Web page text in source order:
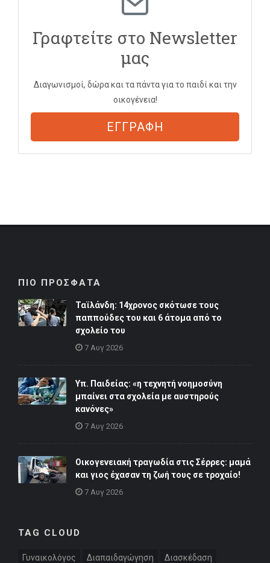
Γραφτείτε στο Newsletter
μας
Διαγωνισμοί, δώρα και τα πάντα για το παιδί και την
οικογένεια!
ΕΓΓΡΑΦΗ
ΠΙΟ ΠΡΟΣΦΑΤΑ
Ταϊλάνδη: 14χρονος σκότωσε τους
παππούδες του και 6 άτομα από το
σχολείο του
7 Αυγ 2026
Υπ. Παιδείας: «η τεχνητή νοημοσύνη
μπαίνει στα σχολεία με αυστηρούς
κανόνες»
7 Αυγ 2026
Οικογενειακή τραγωδία στις Σέρρες: μαμά
και γιος έχασαν τη ζωή τους σε τροχαίο!
7 Αυγ 2026
TAG CLOUD
Γυναικολόγος Διαπαιδαγώγηση Διασκέδαση